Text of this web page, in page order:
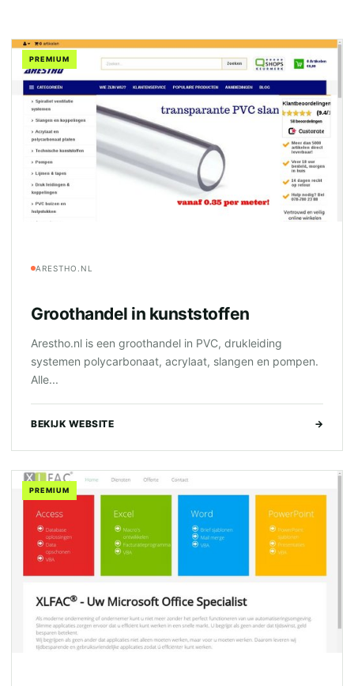
PREMIUM
ARESTHO.NL
Groothandel in kunststoffen
Arestho.nl is een groothandel in PVC, drukleiding
systemen polycarbonaat, acrylaat, slangen en pompen.
Alle...
BEKIJK WEBSITE →
PREMIUM